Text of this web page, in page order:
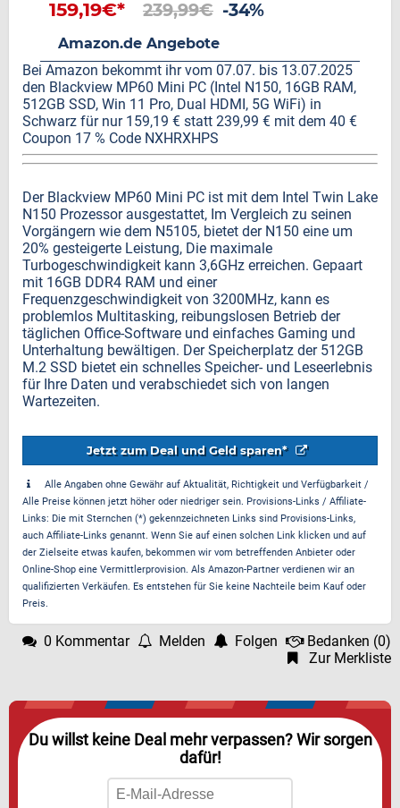
159,19€* 239,99€ -34%
Amazon.de Angebote
Bei Amazon bekommt ihr vom 07.07. bis 13.07.2025
den Blackview MP60 Mini PC (Intel N150, 16GB RAM,
512GB SSD, Win 11 Pro, Dual HDMI, 5G WiFi) in
Schwarz für nur 159,19 € statt 239,99 € mit dem 40 €
Coupon 17 % Code NXHRXHPS
Der Blackview MP60 Mini PC ist mit dem Intel Twin Lake
N150 Prozessor ausgestattet, Im Vergleich zu seinen
Vorgängern wie dem N5105, bietet der N150 eine um
20% gesteigerte Leistung, Die maximale
Turbogeschwindigkeit kann 3,6GHz erreichen. Gepaart
mit 16GB DDR4 RAM und einer
Frequenzgeschwindigkeit von 3200MHz, kann es
problemlos Multitasking, reibungslosen Betrieb der
täglichen Office-Software und einfaches Gaming und
Unterhaltung bewältigen. Der Speicherplatz der 512GB
M.2 SSD bietet ein schnelles Speicher- und Leseerlebnis
für Ihre Daten und verabschiedet sich von langen
Wartezeiten.
Jetzt zum Deal und Geld sparen*
Alle Angaben ohne Gewähr auf Aktualität, Richtigkeit und Verfügbarkeit /
Alle Preise können jetzt höher oder niedriger sein. Provisions-Links / Affiliate-
Links: Die mit Sternchen (*) gekennzeichneten Links sind Provisions-Links,
auch Affiliate-Links genannt. Wenn Sie auf einen solchen Link klicken und auf
der Zielseite etwas kaufen, bekommen wir vom betreffenden Anbieter oder
Online-Shop eine Vermittlerprovision. Als Amazon-Partner verdienen wir an
qualifizierten Verkäufen. Es entstehen für Sie keine Nachteile beim Kauf oder
Preis.
0 Kommentar Melden Folgen Bedanken (0)
Zur Merkliste
Du willst keine Deal mehr verpassen? Wir sorgen
dafür!